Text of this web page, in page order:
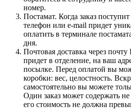
номер.
Постамат. Когда заказ
телефон или e-mail придет
оплатить в терминале
дня.
Почтовая доставка через почту
придет в отделение, на ваш
посылке. Перед оплатой вы
коробки: вес, целостность.
самостоятельно вы можете
Один заказ может содержать
его стоимость не должна